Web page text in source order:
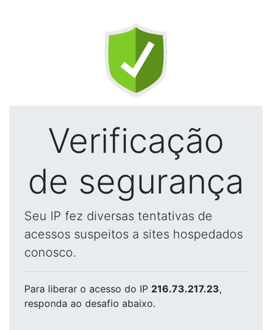
Verificação
de segurança
Seu IP fez diversas tentativas de
acessos suspeitos a sites hospedados
conosco.
Para liberar o acesso do IP 216.73.217.23,
responda ao desafio abaixo.